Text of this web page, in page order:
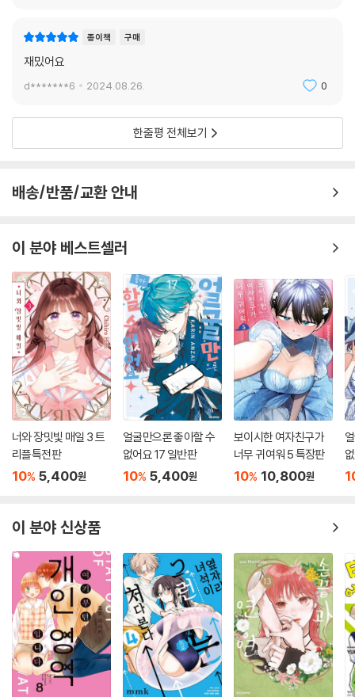
종이책 구매
재밌어요
d*******6 2024.08.26. 0
한줄평 전체보기
배송/반품/교환 안내
이 분야 베스트셀러
너와 장밋빛 매일 3 트
리플특전판
10% 5,400원
얼굴만으론 좋아할 수
없어요 17 일반판
10% 5,400원
보이시한 여자친구가
너무 귀여워 5 특장판
10% 10,800원
이 분야 신상품